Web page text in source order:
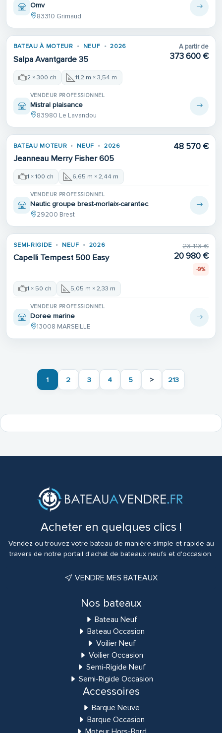
Omv
83310 Grimaud
BATEAU À MOTEUR NEUF 2026
Salpa Avantgarde 35
A partir de
373 600 €
2 × 300 ch 11,2 m × 3,54 m
VENDEUR PROFESSIONNEL
Mistral plaisance
83980 Le Lavandou
BATEAU MOTEUR NEUF 2026
Jeanneau Merry Fisher 605
48 570 €
1 × 100 ch 6,65 m × 2,44 m
VENDEUR PROFESSIONNEL
Nautic groupe brest-morlaix-carantec
29200 Brest
SEMI-RIGIDE NEUF 2026
Capelli Tempest 500 Easy
23 113 €
20 980 €
-9%
1 × 50 ch 5,05 m × 2,33 m
VENDEUR PROFESSIONNEL
Doree marine
13008 MARSEILLE
1 2 3 4 5 > 213
Acheter en quelques clics !
Vendez ou trouvez votre bateau de manière simple et rapide au
travers de notre portail d'achat de bateaux neufs et d'occasion.
VENDRE MES BATEAUX
Nos bateaux
Bateau Neuf
Bateau Occasion
Voilier Neuf
Voilier Occasion
Semi-Rigide Neuf
Semi-Rigide Occasion
Accessoires
Barque Neuve
Barque Occasion